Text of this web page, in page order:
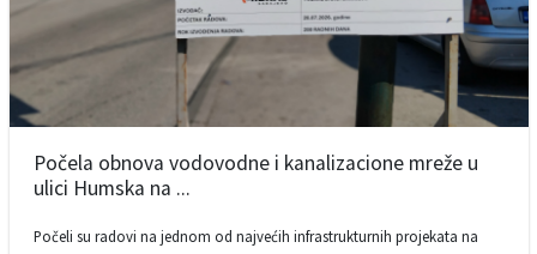
Počela obnova vodovodne i kanalizacione mreže u
ulici Humska na ...
Počeli su radovi na jednom od najvećih infrastrukturnih projekata na